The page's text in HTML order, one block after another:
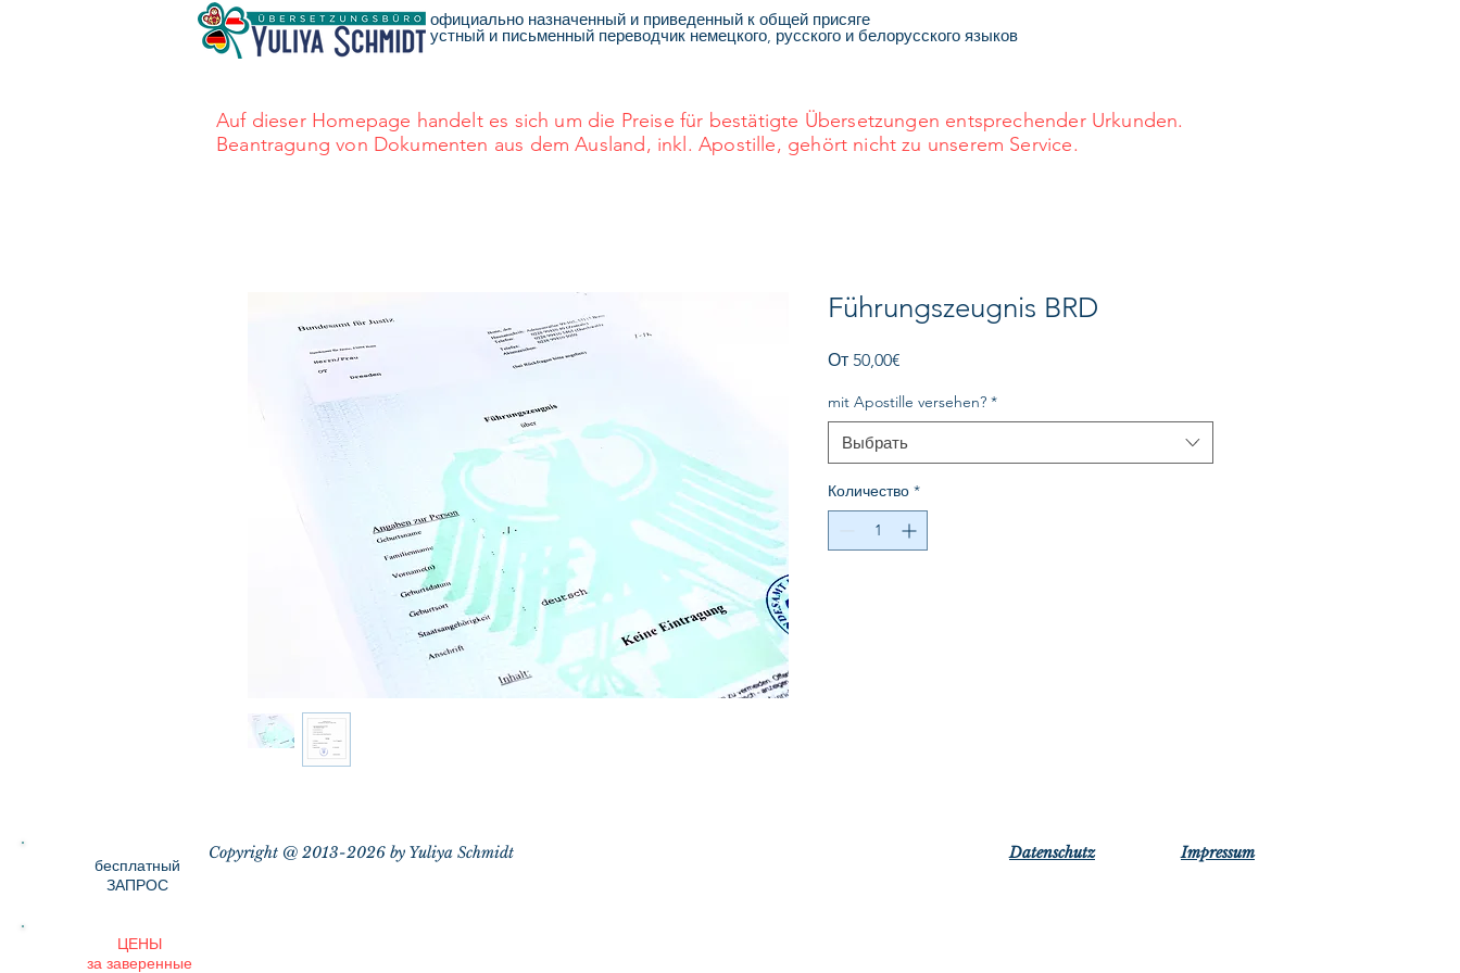
официально назначенный и приведенный к общей присяге
устный и письменный переводчик немецкого, русского и белорусского языков
Führungszeugnis BRD
От 50,00€
mit Apostille versehen? *
Выбрать
Количество *
Auf dieser Homepage handelt es sich um die Preise für bestätigte Übersetzungen entsprechender Urkunden.
Beantragung von Dokumenten aus dem Ausland, inkl. Apostille, gehört nicht zu unserem Service.
ЦЕНЫ
за заверенные
бесплатный
ЗАПРОС
Copyright @ 2013-2026 by Yuliya Schmidt Datensc​hutz​​ Impressum